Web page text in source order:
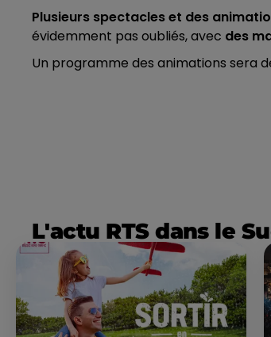
Plusieurs spectacles et des
évidemment pas oubliés, avec des
Un programme des animations sera
L'actu RTS dans le